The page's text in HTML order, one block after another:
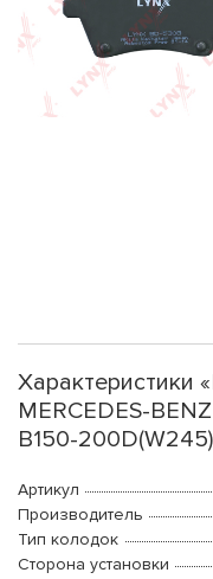
Характеристики
MERCEDES-
B150-
Артикул
Производитель
Тип колодок
Сторона установки